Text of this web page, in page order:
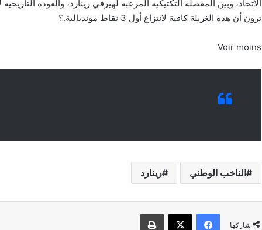
الاتحاد، وبين المقصلة التكتيكية المرعبة لهيرفي رينارد، والعودة
ترون أن هذه الغربلة كافية لانتزاع أول 3 نقاط مونديالية.؟
Voir moins
الناخب الوطني رينارد
شاركها
فيسبوك ‫X طباعة